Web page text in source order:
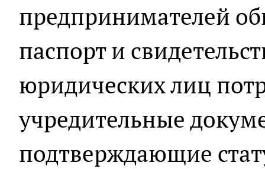
предпринимателей
паспорт и
юридических лиц
учредительные
подтверждающие